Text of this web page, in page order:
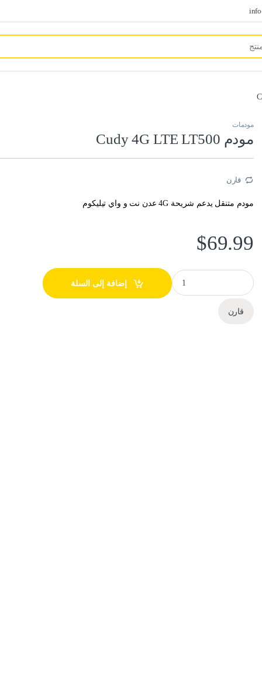
مودمات
مودم Cudy 4G LTE LT500
قارن
مودم متنقل يدعم شريحة 4G عدن نت و واي تيليكوم
$69.99
مودم Cudy 4G LTE LT500 quantity
إضافة إلى السلة
قارن